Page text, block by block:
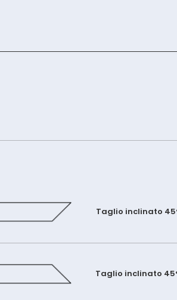
Taglio inclinato
Taglio inclinato